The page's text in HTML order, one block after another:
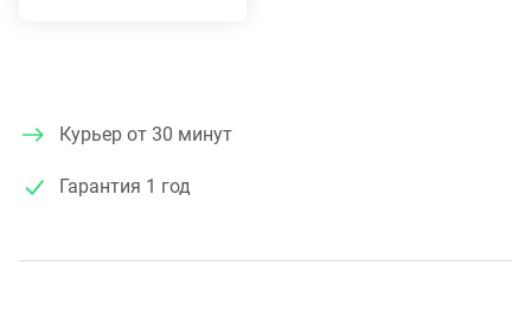
Курьер от 30 минут
Гарантия 1 год